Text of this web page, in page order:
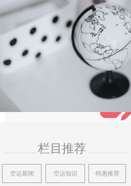
专业的业
专业的业务咨询解答，更精准、
栏目推荐
空运知识 特惠推荐
空运新闻